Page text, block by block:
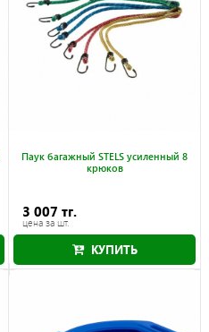
Паук багажный STELS усиленный 8
крюков
3 007 тг.
цена за шт.
КУПИТЬ